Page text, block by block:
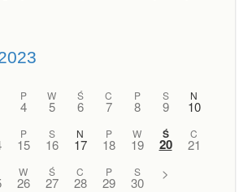
P
4
W
5
Ś
6
C
7
P
8
S
9
N
10
P
15
S
16
N
17
P
18
W
19
Ś
20
C
21
W
26
Ś
27
C
28
P
29
S
30
>